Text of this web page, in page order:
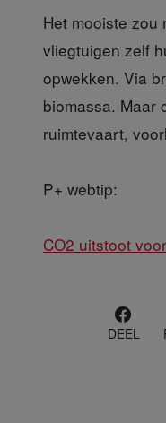
Het mooiste zou
vliegtuigen zelf
opwekken. Via
biomassa. Maar
ruimtevaart,
P+ webtip:
CO2 uitstoot
DEEL